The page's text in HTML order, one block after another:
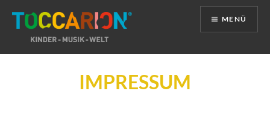
MENÜ
IMPRESSUM